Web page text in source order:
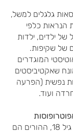
גלגלים למשל,
הנראות כלפי
ילדים, ילדות
של שקיפות.
המוגדרים
שאקטיביסטים
נפשית (הפרעה
ועוד.
בעוד ילדים הם קטינים, עד גיל 18, ההורים הם